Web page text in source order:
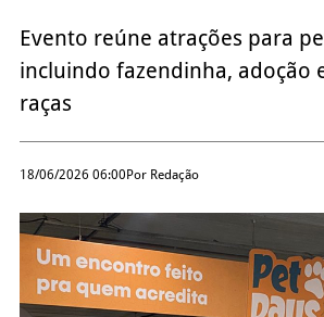
Evento reúne atrações para
incluindo fazendinha, adoção
raças
18/06/2026 06:00Por Redação